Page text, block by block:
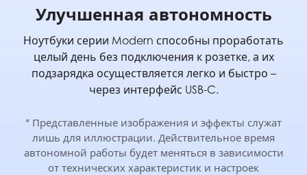
Улучшенная автономность
Ноутбуки серии Modern способны проработать
целый день без подключения к розетке, а их
подзарядка осуществляется легко и быстро –
через интерфейс USB-C.
* Представленные изображения и эффекты служат
лишь для иллюстрации. Действительное время
автономной работы будет меняться в зависимости
от технических характеристик и настроек